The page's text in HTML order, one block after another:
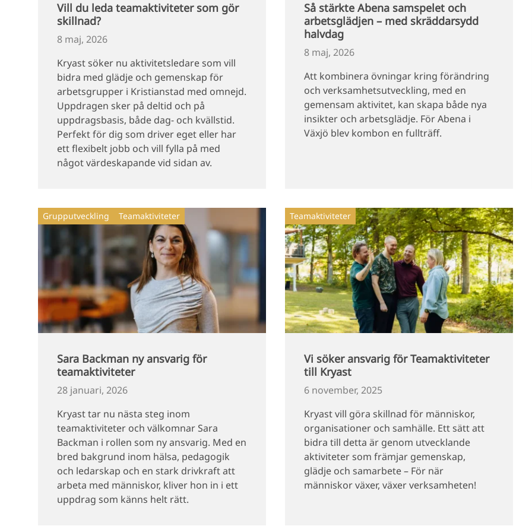
Vill du leda teamaktiviteter som gör
skillnad?
8 maj, 2026
Kryast söker nu aktivitetsledare som vill
bidra med glädje och gemenskap för
arbetsgrupper i Kristianstad med omnejd.
Uppdragen sker på deltid och på
uppdragsbasis, både dag- och kvällstid.
Perfekt för dig som driver eget eller har
ett flexibelt jobb och vill fylla på med
något värdeskapande vid sidan av.
Så stärkte Abena samspelet och
arbetsglädjen – med skräddarsydd
halvdag
8 maj, 2026
Att kombinera övningar kring förändring
och verksamhetsutveckling, med en
gemensam aktivitet, kan skapa både nya
insikter och arbetsglädje. För Abena i
Växjö blev kombon en fullträff.
Grupputveckling Teamaktiviteter
Sara Backman ny ansvarig för
teamaktiviteter
28 januari, 2026
Kryast tar nu nästa steg inom
teamaktiviteter och välkomnar Sara
Backman i rollen som ny ansvarig. Med en
bred bakgrund inom hälsa, pedagogik
och ledarskap och en stark drivkraft att
arbeta med människor, kliver hon in i ett
uppdrag som känns helt rätt.
Teamaktiviteter
Vi söker ansvarig för Teamaktiviteter
till Kryast
6 november, 2025
Kryast vill göra skillnad för människor,
organisationer och samhälle. Ett sätt att
bidra till detta är genom utvecklande
aktiviteter som främjar gemenskap,
glädje och samarbete – För när
människor växer, växer verksamheten!